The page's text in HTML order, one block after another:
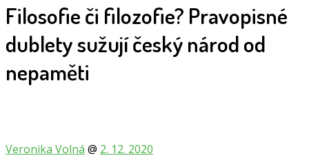
Filosofie či filozofie? Pravopisné
dublety sužují český národ od
nepaměti
Veronika Volná @ 2. 12. 2020